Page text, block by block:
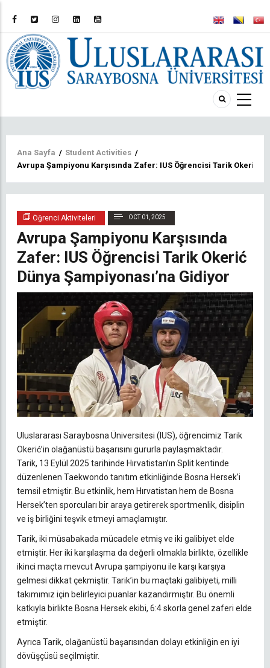
Sayfa
yolu
Ana Sayfa / Student Activities /
Avrupa Şampiyonu Karşısında Zafer: IUS Öğrencisi Tarik Okerić
Öğrenci Aktiviteleri OCT 01, 2025
Avrupa Şampiyonu Karşısında
Zafer: IUS Öğrencisi Tarik Okerić
Dünya Şampiyonası’na Gidiyor
Uluslararası Saraybosna Üniversitesi (IUS), öğrencimiz Tarik
Okerić’in olağanüstü başarısını gururla paylaşmaktadır.
Tarik, 13 Eylül 2025 tarihinde Hırvatistan’ın Split kentinde
düzenlenen Taekwondo tanıtım etkinliğinde Bosna Hersek’i
temsil etmiştir. Bu etkinlik, hem Hırvatistan hem de Bosna
Hersek’ten sporcuları bir araya getirerek sportmenlik, disiplin
ve iş birliğini teşvik etmeyi amaçlamıştır.
Tarik, iki müsabakada mücadele etmiş ve iki galibiyet elde
etmiştir. Her iki karşılaşma da değerli olmakla birlikte, özellikle
ikinci maçta mevcut Avrupa şampiyonu ile karşı karşıya
gelmesi dikkat çekmiştir. Tarik’in bu maçtaki galibiyeti, milli
takımımız için belirleyici puanlar kazandırmıştır. Bu önemli
katkıyla birlikte Bosna Hersek ekibi, 6:4 skorla genel zaferi elde
etmiştir.
Ayrıca Tarik, olağanüstü başarısından dolayı etkinliğin en iyi
dövüşçüsü seçilmiştir.